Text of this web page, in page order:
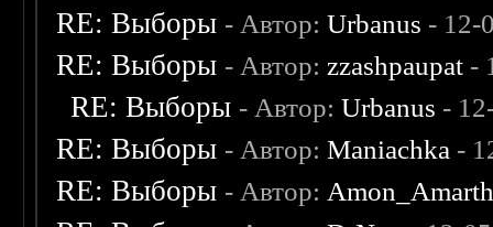
RE: Выборы - Автор:Urbanus - 12-
RE: Выборы - Автор: zzashpaupat -
RE: Выборы - Автор:Urbanus -
RE: Выборы - Автор:Maniachka -
RE: Выборы - Автор: